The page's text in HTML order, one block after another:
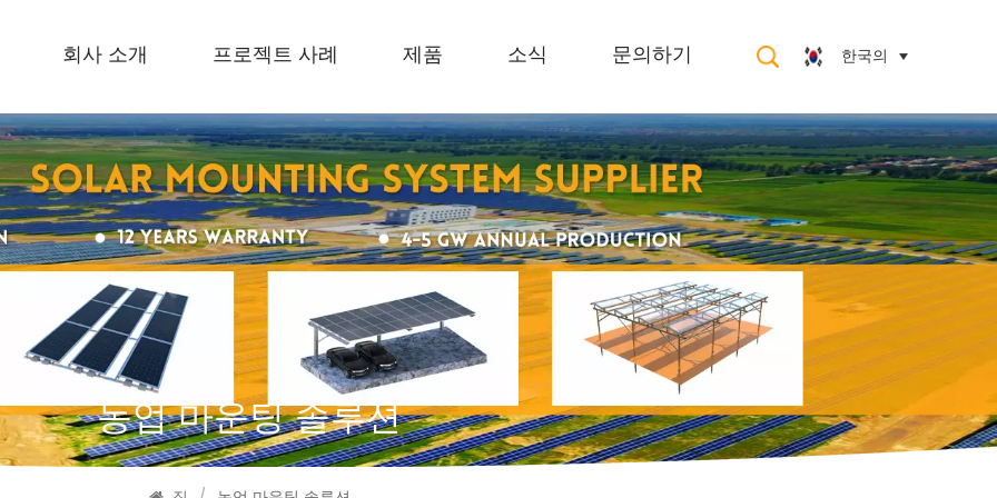
회사 소개 프로젝트 사례 제품 소식 문의하기 한국의
농업 마운팅 솔루션